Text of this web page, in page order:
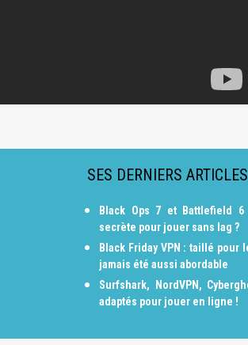
SES DERNIERS ARTICLES
Black Ops 7 et Battlefield
secrète pour jouer sans lag ?
Black Friday VPN : taillé pour
jamais été aussi abordable
Surfshark, NordVPN,
adaptés pour jouer en ligne !